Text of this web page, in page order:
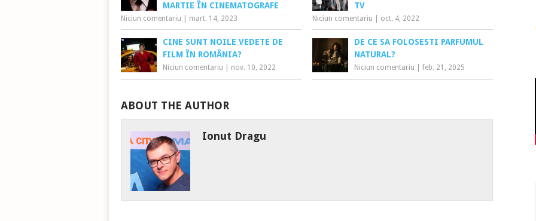
MARTIE ÎN CINEMATOGRAFE
Niciun comentariu mart. 14, 2023
TV
Niciun comentariu oct. 4, 2022
CINE SUNT NOILE VEDETE DE
FILM ÎN ROMÂNIA?
Niciun comentariu nov. 10, 2022
DE CE SA FOLOSESTI PARFUMUL
NATURAL?
Niciun comentariu |feb. 21, 2025
ABOUT THE AUTHOR
Ionut Dragu